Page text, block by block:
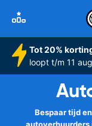
Tot 20%
loopt t/m 11
Bespaar tijd